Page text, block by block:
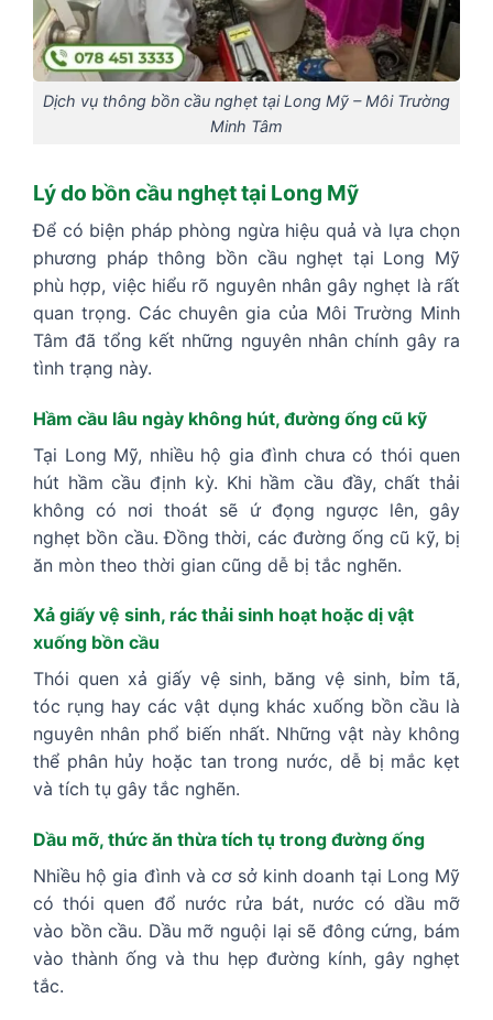
Dịch vụ thông bồn cầu nghẹt tại Long Mỹ – Môi Trường
Minh Tâm
Lý do bồn cầu nghẹt tại Long Mỹ
Để có biện pháp phòng ngừa hiệu quả và lựa chọn
phương pháp thông bồn cầu nghẹt tại Long Mỹ
phù hợp, việc hiểu rõ nguyên nhân gây nghẹt là rất
quan trọng. Các chuyên gia của Môi Trường Minh
Tâm đã tổng kết những nguyên nhân chính gây ra
tình trạng này.
Hầm cầu lâu ngày không hút, đường ống cũ kỹ
Tại Long Mỹ, nhiều hộ gia đình chưa có thói quen
hút hầm cầu định kỳ. Khi hầm cầu đầy, chất thải
không có nơi thoát sẽ ứ đọng ngược lên, gây
nghẹt bồn cầu. Đồng thời, các đường ống cũ kỹ, bị
ăn mòn theo thời gian cũng dễ bị tắc nghẽn.
Xả giấy vệ sinh, rác thải sinh hoạt hoặc dị vật
xuống bồn cầu
Thói quen xả giấy vệ sinh, băng vệ sinh, bỉm tã,
tóc rụng hay các vật dụng khác xuống bồn cầu là
nguyên nhân phổ biến nhất. Những vật này không
thể phân hủy hoặc tan trong nước, dễ bị mắc kẹt
và tích tụ gây tắc nghẽn.
Dầu mỡ, thức ăn thừa tích tụ trong đường ống
Nhiều hộ gia đình và cơ sở kinh doanh tại Long Mỹ
có thói quen đổ nước rửa bát, nước có dầu mỡ
vào bồn cầu. Dầu mỡ nguội lại sẽ đông cứng, bám
vào thành ống và thu hẹp đường kính, gây nghẹt
tắc.